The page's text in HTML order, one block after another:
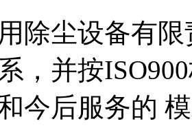
除尘设备有
，并按
今后服务的